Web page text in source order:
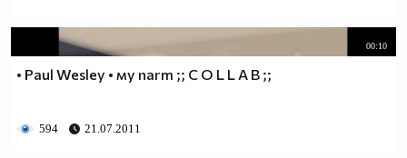
00:10
• Paul Wesley • мy пarт ;; C O L L A B ;;
594 21.07.2011